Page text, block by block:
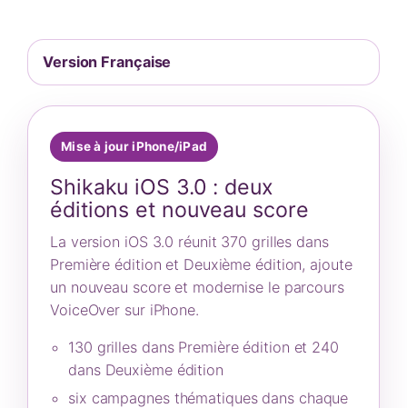
Version Française
Mise à jour iPhone/iPad
Shikaku iOS 3.0 : deux
éditions et nouveau score
La version iOS 3.0 réunit 370 grilles dans
Première édition et Deuxième édition, ajoute
un nouveau score et modernise le parcours
VoiceOver sur iPhone.
130 grilles dans Première édition et 240
dans Deuxième édition
six campagnes thématiques dans chaque